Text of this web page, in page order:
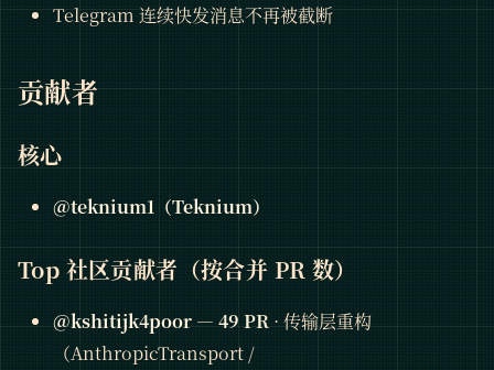
Telegram 连续快发消息不再被截断
贡献者
核心
@teknium1（Teknium）
Top 社区贡献者（按合并 PR 数）
@kshitijk4poor—49 PR· 传输层重构
（AnthropicTransport /